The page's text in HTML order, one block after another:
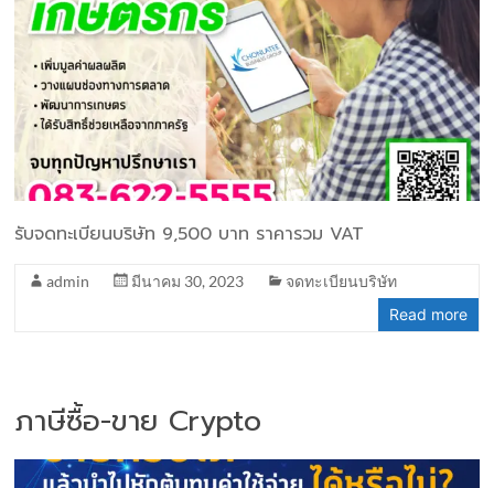
รับจดทะเบียนบริษัท 9,500 บาท ราคารวม VAT
admin มีนาคม 30, 2023
จดทะเบียนบริษัท
Read more
ภาษีซื้อ-ขาย Crypto